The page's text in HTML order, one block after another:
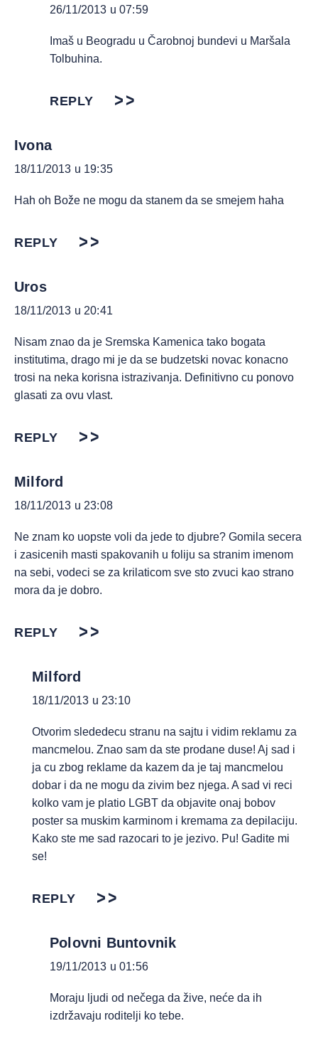
26/11/2013 u 07:59
Imaš u Beogradu u Čarobnoj bundevi u Maršala
Tolbuhina.
REPLY
Ivona
18/11/2013 u 19:35
Hah oh Bože ne mogu da stanem da se smejem haha
REPLY
Uros
18/11/2013 u 20:41
Nisam znao da je Sremska Kamenica tako bogata
institutima, drago mi je da se budzetski novac konacno
trosi na neka korisna istrazivanja. Definitivno cu ponovo
glasati za ovu vlast.
REPLY
Milford
18/11/2013 u 23:08
Ne znam ko uopste voli da jede to djubre? Gomila secera
i zasicenih masti spakovanih u foliju sa stranim imenom
na sebi, vodeci se za krilaticom sve sto zvuci kao strano
mora da je dobro.
REPLY
Milford
18/11/2013 u 23:10
Otvorim slededecu stranu na sajtu i vidim reklamu za
mancmelou. Znao sam da ste prodane duse! Aj sad i
ja cu zbog reklame da kazem da je taj mancmelou
dobar i da ne mogu da zivim bez njega. A sad vi reci
kolko vam je platio LGBT da objavite onaj bobov
poster sa muskim karminom i kremama za depilaciju.
Kako ste me sad razocari to je jezivo. Pu! Gadite mi
se!
REPLY
Polovni Buntovnik
19/11/2013 u 01:56
Moraju ljudi od nečega da žive, neće da ih
izdržavaju roditelji ko tebe.